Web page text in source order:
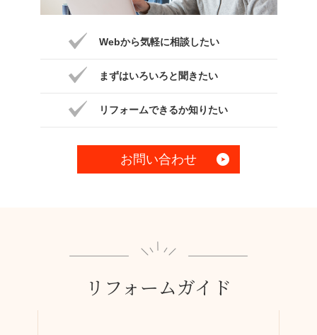
Webから気軽に相談したい
まずはいろいろと聞きたい
リフォームできるか知りたい
お問い合わせ
リフォームガイド